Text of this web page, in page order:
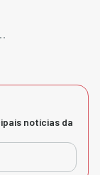
notícias da